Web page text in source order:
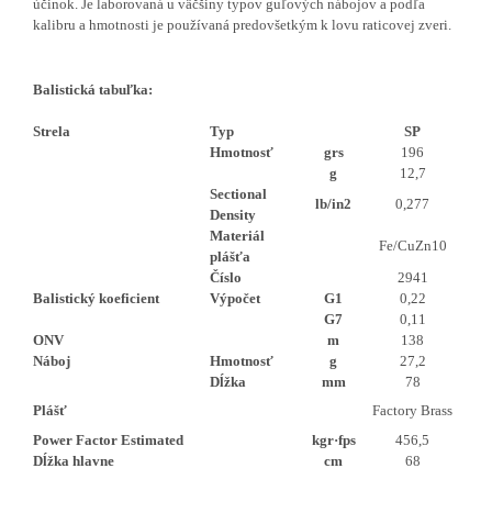
účinok. Je laborovaná u väčšiny typov guľových nábojov a podľa
kalibru a hmotnosti je používaná predovšetkým k lovu raticovej zveri.
Balistická tabuľka:
Strela Typ
SP
Hmotnosť
grs
196
g
12,7
Sectional
Density
lb/in2
0,277
Materiál
plášťa
Fe/CuZn10
Číslo
2941
Balistický koeficient
Výpočet G1
0,22
G7
0,11
ONV
m
138
Náboj
Hmotnosť g
27,2
Dĺžka
mm
78
Plášť
Factory Brass
Power Factor Estimated
kgr·fps
456,5
Dĺžka hlavne
cm 68